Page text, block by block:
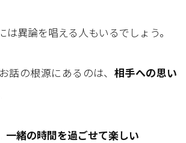
は異論を唱える人もいるでしょう。
話の根源にあるのは、 相手への思い
一緒の時間を過ごせて楽しい